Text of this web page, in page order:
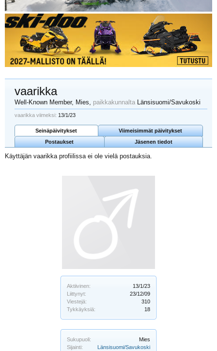
Aktiivinen:
13/1/23
Liittynyt:
23/12/09
Viestejä:
310
Tykkäyksiä:
18
Sukupuoli:
Mies
Sijainti:
Länsisuomi/Savukoski
vaarikka
Well-Known Member, Mies, paikkakunnalta Länsisuomi/Savukoski
vaarikka viimeksi: 13/1/23
Seinäpäivitykset
Viimeisimmät päivitykset
Postaukset
Jäsenen tiedot
Käyttäjän vaarikka profiilissa ei ole vielä postauksia.